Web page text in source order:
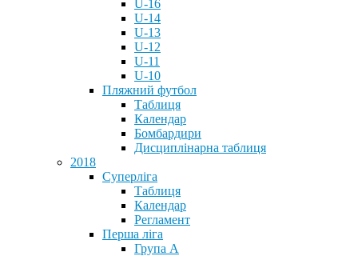
U-16
U-14
U-13
U-12
U-11
U-10
Пляжний футбол
Таблиця
Календар
Бомбардири
Дисциплінарна таблиця
2018
Суперліга
Таблиця
Календар
Регламент
Перша ліга
Група А